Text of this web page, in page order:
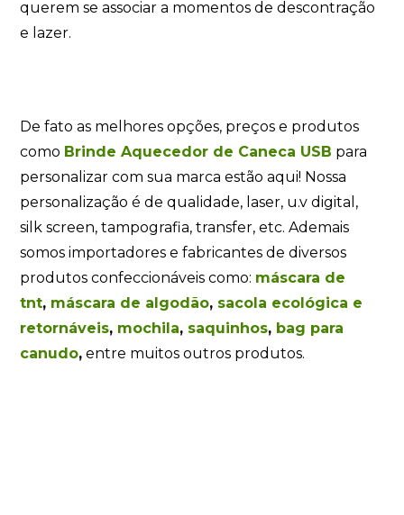
querem se associar a momentos de descontração
e lazer.
De fato as melhores opções, preços e produtos
como Brinde Aquecedor de Caneca USB para
personalizar com sua marca estão aqui! Nossa
personalização é de qualidade, laser, u.v digital,
silk screen, tampografia, transfer, etc. Ademais
somos importadores e fabricantes de diversos
produtos confeccionáveis como: máscara de
tnt, máscara de algodão, sacola ecológica e
retornáveis, mochila, saquinhos, bag para
canudo, entre muitos outros produtos.